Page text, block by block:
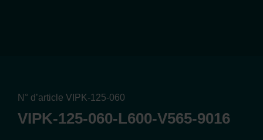
N° d’article VIPK-125-060
VIPK-125-060-L600-V565-9016